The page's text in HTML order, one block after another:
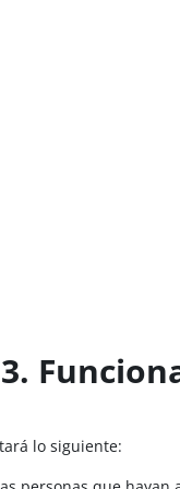
3.
lo siguiente: